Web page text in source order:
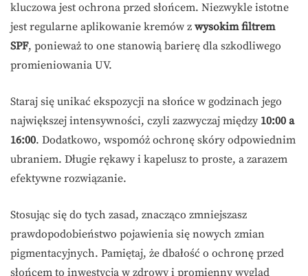
kluczowa jest ochrona przed słońcem. Niezwykle istotne
jest regularne aplikowanie kremów z wysokim filtrem
SPF, ponieważ to one stanowią barierę dla szkodliwego
promieniowania UV.
Staraj się unikać ekspozycji na słońce w godzinach jego
największej intensywności, czyli zazwyczaj między 10:00 a
16:00. Dodatkowo, wspomóż ochronę skóry odpowiednim
ubraniem. Długie rękawy i kapelusz to proste, a zarazem
efektywne rozwiązanie.
Stosując się do tych zasad, znacząco zmniejszasz
prawdopodobieństwo pojawienia się nowych zmian
pigmentacyjnych. Pamiętaj, że dbałość o ochronę przed
słońcem to inwestycja w zdrowy i promienny wygląd